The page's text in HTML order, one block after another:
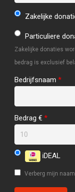
Zakelijke
Particuliere
Zakelijke donaties
bedrag is exclusief
Bedrijfsnaam *
Bedrag € *
iDEAL
Verberg mijn naam